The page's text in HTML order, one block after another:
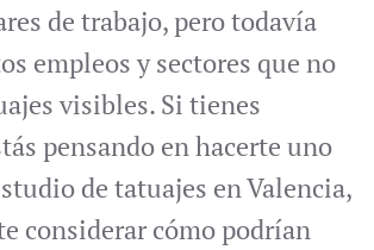
de trabajo, pero todavía
empleos y sectores que no
visibles. Si tienes
pensando en hacerte uno
de tatuajes en Valencia,
considerar cómo podrían